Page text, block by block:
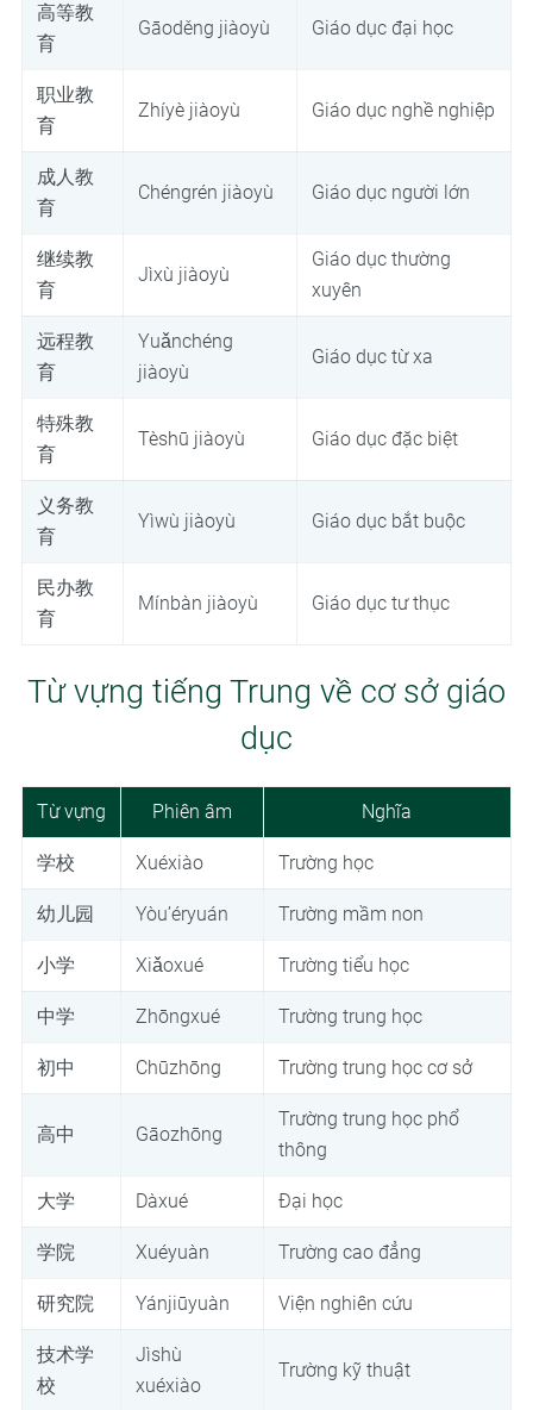
高等教
育
Gāoděng jiàoyù Giáo dục đại học
职业教
育
Zhíyè jiàoyù Giáo dục nghề nghiệp
成人教
育
Chéngrén jiàoyù Giáo dục người lớn
继续教
育
Jìxù jiàoyù
Giáo dục thường
xuyên
远程教
育
Yuǎnchéng
jiàoyù
Giáo dục từ xa
特殊教
育
Tèshū jiàoyù Giáo dục đặc biệt
义务教
育
Yìwù jiàoyù Giáo dục bắt buộc
民办教
育
Mínbàn jiàoyù Giáo dục tư thục
Từ vựng tiếng Trung về cơ sở giáo
dục
Từ vựng Phiên âm Nghĩa
学校 Xuéxiào Trường học
幼儿园 Yòu’éryuán Trường mầm non
小学 Xiǎoxué Trường tiểu học
中学 Zhōngxué Trường trung học
初中 Chūzhōng Trường trung học cơ sở
高中 Gāozhōng
Trường trung học phổ
thông
大学 Dàxué Đại học
学院 Xuéyuàn Trường cao đẳng
研究院 Yánjiūyuàn Viện nghiên cứu
技术学
校
Jìshù
xuéxiào
Trường kỹ thuật